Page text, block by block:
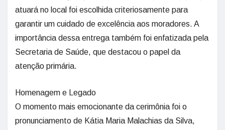
atuará no local foi escolhida criteriosamente para
garantir um cuidado de excelência aos moradores. A
importância dessa entrega também foi enfatizada pela
Secretaria de Saúde, que destacou o papel da
atenção primária.
Homenagem e Legado
O momento mais emocionante da cerimônia foi o
pronunciamento de Kátia Maria Malachias da Silva,